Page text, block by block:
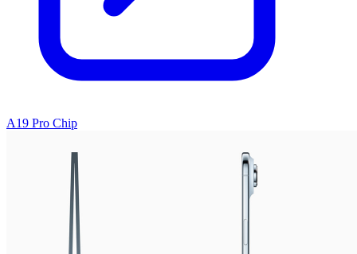
A19 Pro Chip